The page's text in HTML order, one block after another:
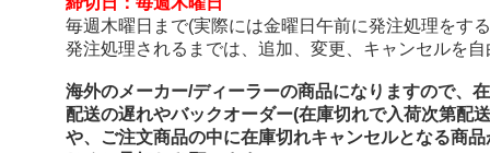
毎週木曜日まで(実際には金曜日午前に発注処理をす
発注処理されるまでは、追加、変更、キャンセルを
海外のメーカー/ディーラーの商品になりますので、
配送の遅れやバックオーダー(在庫切れで入荷次第配
や、ご注文商品の中に在庫切れキャンセルとなる商